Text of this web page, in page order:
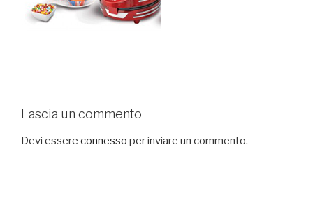
Lascia un commento
Devi essere connesso per inviare un commento.